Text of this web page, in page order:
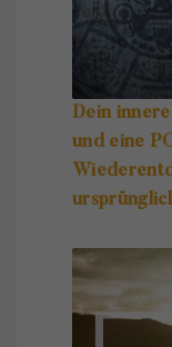
Dein
und eine